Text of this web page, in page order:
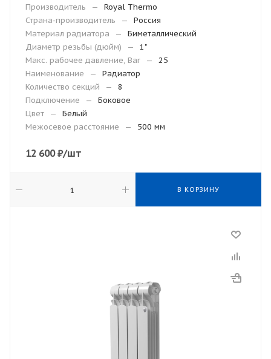
Производитель —
Royal Thermo
Страна-производитель
—
Россия
Материал радиатора
—
Биметаллический
Диаметр резьбы (дюйм)
—
1"
Макс. рабочее давление, Bar
—
25
Наименование
—
Радиатор
Количество секций
—
8
Подключение
—
Боковое
Цвет
—
Белый
Межосевое расстояние
— 500 мм
12 600₽/шт
В КОРЗИНУ